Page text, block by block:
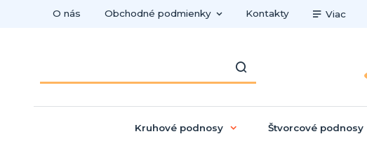
O nás Obchodné podmienky Kontakty Viac
Kruhové podnosy Štvorcové podnosy